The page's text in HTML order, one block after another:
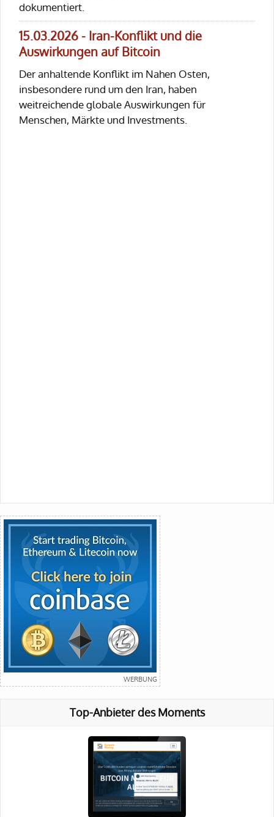
dokumentiert.
15.03.2026 - Iran-Konflikt und die
Auswirkungen auf Bitcoin
Der anhaltende Konflikt im Nahen Osten,
insbesondere rund um den Iran, haben
weitreichende globale Auswirkungen für
Menschen, Märkte und Investments.
Top-Anbieter des Moments